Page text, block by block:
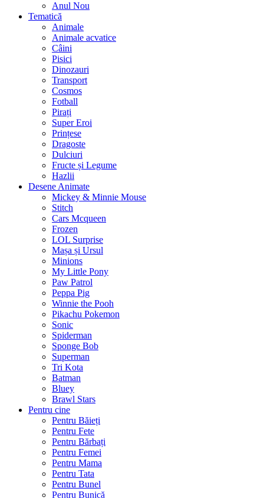
Anul Nou
Tematică
Animale
Animale acvatice
Câini
Pisici
Dinozauri
Transport
Cosmos
Fotball
Pirați
Super Eroi
Prințese
Dragoste
Dulciuri
Fructe și Legume
Hazlii
Desene Animate
Mickey & Minnie Mouse
Stitch
Cars Mcqueen
Frozen
LOL Surprise
Mașa și Ursul
Minions
My Little Pony
Paw Patrol
Peppa Pig
Winnie the Pooh
Pikachu Pokemon
Sonic
Spiderman
Sponge Bob
Superman
Tri Kota
Batman
Bluey
Brawl Stars
Pentru cine
Pentru Băieți
Pentru Fete
Pentru Bărbați
Pentru Femei
Pentru Mama
Pentru Tata
Pentru Bunel
Pentru Bunică